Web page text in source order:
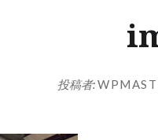
投稿者: